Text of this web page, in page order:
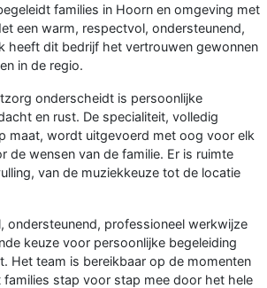
families in Hoorn en omgeving met
een warm, respectvol, ondersteunend,
heeft dit bedrijf het vertrouwen gewonnen
in de regio.
onderscheidt is persoonlijke
en rust. De specialiteit, volledig
maat, wordt uitgevoerd met oog voor elk
de wensen van de familie. Er is ruimte
van de muziekkeuze tot de locatie
ondersteunend, professioneel werkwijze
keuze voor persoonlijke begeleiding
Het team is bereikbaar op de momenten
stap voor stap mee door het hele